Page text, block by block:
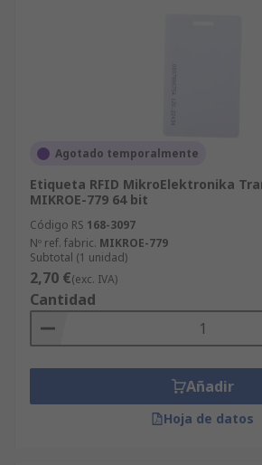
Agotado temporalmente
Etiqueta RFID MikroElektronika
MIKROE-779 64 bit
Código RS 168-3097
Nº ref. fabric. MIKROE-779
Subtotal (1 unidad)
2,70 €(exc. IVA)
Cantidad
Añadir
Hoja de datos